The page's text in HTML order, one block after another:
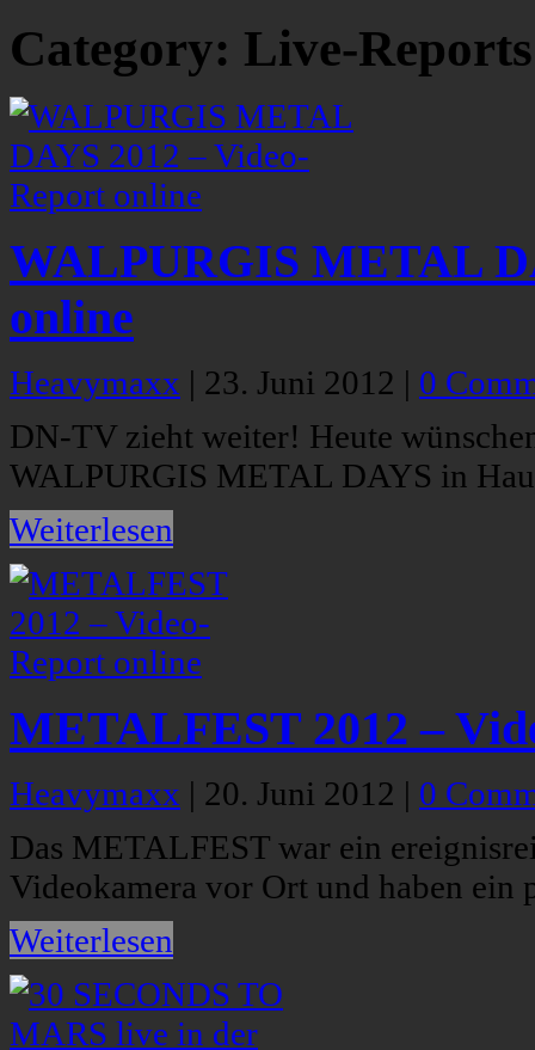
Category: Live-Reports
WALPURGIS METAL
online
Heavymaxx | 23. Juni 2012 | 0
DN-TV zieht weiter! Heute
WALPURGIS METAL DAYS in
Weiterlesen
METALFEST 2012 –
Heavymaxx | 20. Juni 2012 | 0
Das METALFEST war ein
Videokamera vor Ort und haben ein
Weiterlesen